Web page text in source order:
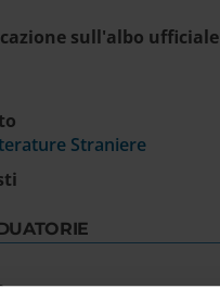
sull'albo ufficiale
Straniere